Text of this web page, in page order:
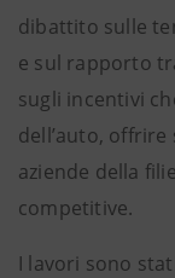
dibattito sulle
e sul rapporto
sugli incentivi
dell’auto,
aziende della
competitive.
I lavori sono